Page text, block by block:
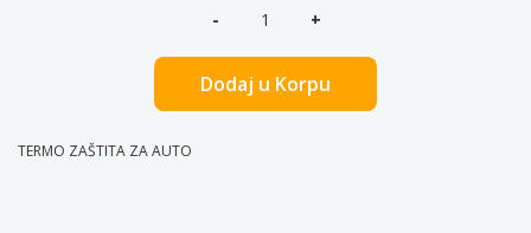
Dodaj u Korpu
TERMO ZAŠTITA ZA AUTO